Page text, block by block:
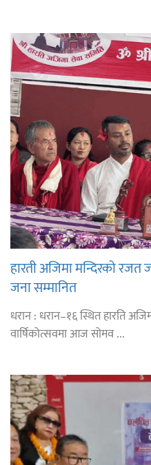
हारती अजिमा मन्दिरको
जना सम्मानित
धरान : धरान–१६ स्थित हारति
वार्षिकोत्सवमा आज सोमव ...